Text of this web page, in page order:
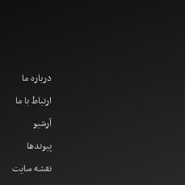
درباره ما
ارتباط با ما
آرشیو
پیوندها
نقشه سایت